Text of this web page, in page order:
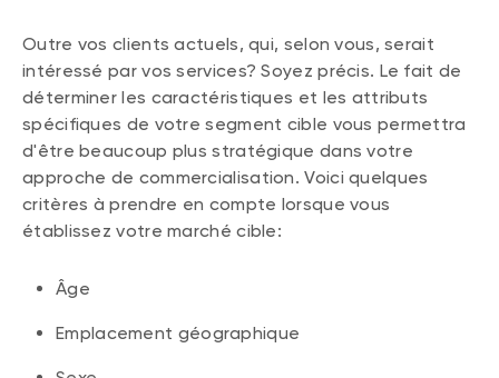
Outre vos clients actuels, qui, selon vous, serait
intéressé par vos services? Soyez précis. Le fait de
déterminer les caractéristiques et les attributs
spécifiques de votre segment cible vous permettra
d'être beaucoup plus stratégique dans votre
approche de commercialisation. Voici quelques
critères à prendre en compte lorsque vous
établissez votre marché cible:
Âge
Emplacement géographique